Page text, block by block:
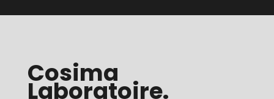
Cosima
Laboratoire.